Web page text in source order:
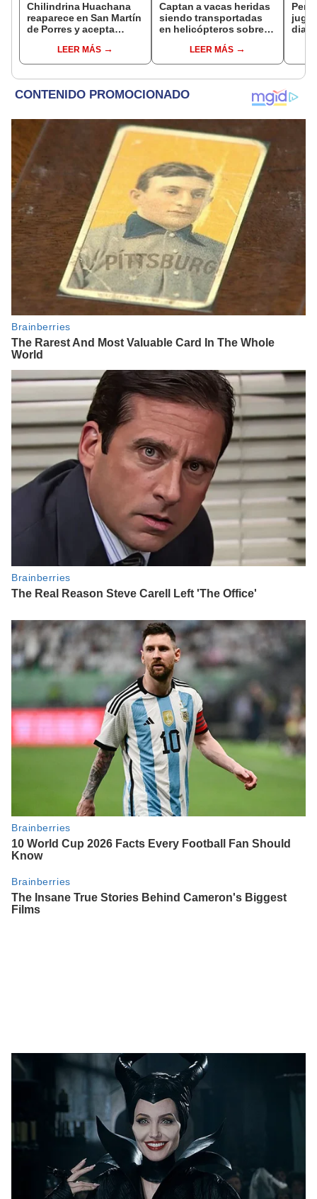
Chilindrina Huachana
reaparece en San Martín
de Porres y acepta
se dedica ahora?
LEER MÁS
Captan a vacas heridas
siendo transportadas
en helicópteros sobre
LEER MÁS
jugar